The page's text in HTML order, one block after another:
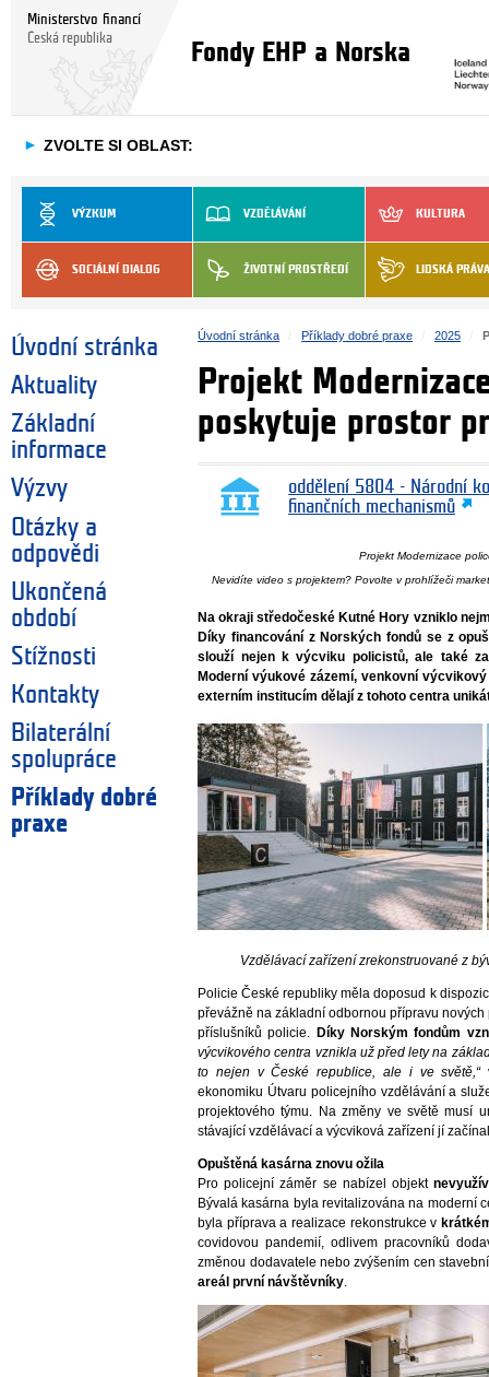
Ministerstvo financí
Česká republika
Fondy EHP a Norska
► ZVOLTE SI OBLAST:
VÝZKUM VZDĚLÁVÁNÍ KULTURA
SOCIÁLNÍ DIALOG ŽIVOTNÍ PROSTŘEDÍ LIDSKÁ PRÁVA
Úvodní stránka
Aktuality
Základní
informace
Výzvy
Otázky a
odpovědi
Ukončená
období
Stížnosti
Kontakty
Bilaterální
spolupráce
Příklady dobré
praxe
Úvodní stránka Příklady dobré praxe 2025
Projekt
poskytuje prostor
oddělení 5804 - Národní
finančních mechanismů
Projekt Modernizace
Nevidíte video s projektem? Povolte v prohlížeči
Na okraji středočeské Kutné Hory vzniklo
Díky financování z Norských fondů se z
slouží nejen k výcviku policistů, ale také
Moderní výukové zázemí, venkovní
externím institucím dělají z tohoto centra
Vzdělávací zařízení zrekonstruované z
Policie České republiky měla doposud k
převážně na základní odbornou přípravu
příslušníků policie. Díky Norským fondům
výcvikového centra vznikla už před lety na
to nejen v České republice, ale i ve světě,“
ekonomiku Útvaru policejního vzdělávání a
projektového týmu. Na změny ve světě musí
stávající vzdělávací a výcviková zařízení jí
Opuštěná kasárna znovu ožila
Pro policejní záměr se nabízel objekt
Bývalá kasárna byla revitalizována na moderní
byla příprava a realizace rekonstrukce v
covidovou pandemií, odlivem pracovníků
změnou dodavatele nebo zvýšením cen
areál první návštěvníky.